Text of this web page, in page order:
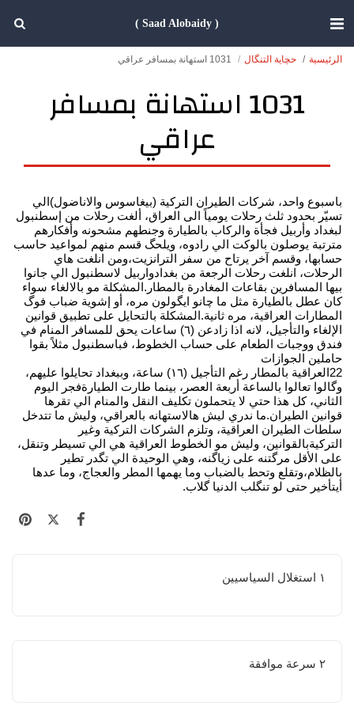
( Saad Alobaidy )
الرئيسية حچاية التنگال 1031 استهانة بمسافر عراقي
1031 استهانة بمسافر
عراقي
باسبوع واحد، شركات الطيران التركية (بيغاسوس والاناضول)الي
تسيّر بحدود ثلث رحلات يومياً الى العراق، ألغت رحلات من إسطنبول
لبغداد وأربيل فجأة والركاب بالطيارة وجنطهم مشحونه وأفكارهم
مترتبة يوصلون بالوكت الي رادوه، ويلحگ قسم منهم لمواعيد حاسب
حسابها، وقسم آخر يرتاح من سفر الترانزيت،ومن انلغت هاي
الرحلات، انلغت رحلات الرجعة من بغدادواربيل لاسطنبول الي جانوا
بيها المسافرين بقاعات المغادرة بالمطار.المشكلة مو بالالغاء سواء
كان عطل بالطيارة مثل ما چانو ايگولون مره، أو إشوية ضباب فوگ
المطارات العراقية، مره ثانية.المشكلة بالتحايل على تطبيق قوانين
الإلغاء والتأجيل، لانه اذا زادعن (٦) ساعات يحق للمسافر المنام في
فندق ووجبات الطعام على حساب الخطوط، فباسطنبول مثلاً بقوا
حاملين الجوازات
22العراقية بالمطار رغم التأجيل (١٦) ساعة، وببغداد تحايلوا عليهم،
وگالوا تعالوا بالساعة أربعة العصر، بينما طارت الطيارةفجر اليوم
الثاني، كل هذا حتي لا يتحملون تكليف النقل والمنام الي تقرها
قوانين الطيران.ما ندري ليش هالاستهانه بالعراقي، وليش ما تتدخل
سلطات الطيران العراقية، وتلزم الشركات التركية وغير
التركيةبالقوانين، وليش مو الخطوط العراقية هي الي تسيطر وتنقل،
على الأقل مرگتنه على زياگنه، وهي الوحيدة الي تگدر تطير
بالظلام،وتقلع وتحط بالضباب وما يهمها المطر والعجاج، وما عدها
أيتأخير حتى لو تنگلب الدنيا گلاب.
١ استغلال السياسيين
٢ سرعة موافقة